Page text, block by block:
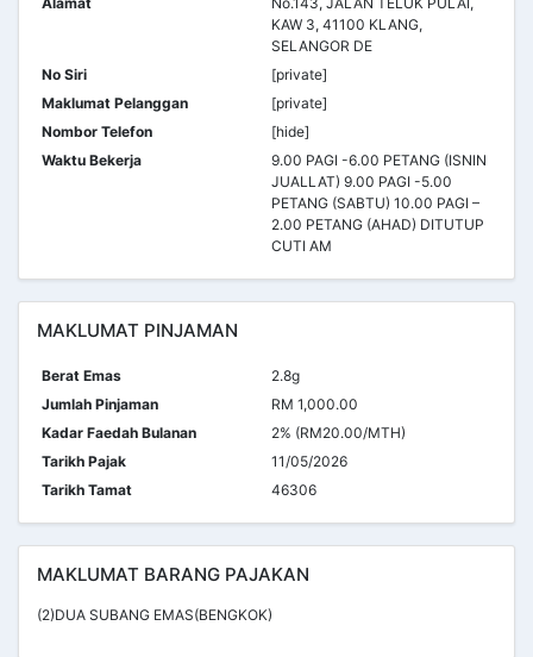
KAW 3, 41100 KLANG,
SELANGOR DE
No Siri
[private]
Maklumat Pelanggan
[private]
Nombor Telefon
[hide]
Waktu Bekerja
9.00 PAGI -6.00 PETANG (ISNIN
JUALLAT) 9.00 PAGI -5.00
PETANG (SABTU) 10.00 PAGI –
2.00 PETANG (AHAD) DITUTUP
CUTI AM
MAKLUMAT PINJAMAN
Berat Emas
2.8g
Jumlah Pinjaman
RM 1,000.00
Kadar Faedah Bulanan
2% (RM20.00/MTH)
Tarikh Pajak
11/05/2026
Tarikh Tamat
46306
MAKLUMAT BARANG PAJAKAN
(2)DUA SUBANG EMAS(BENGKOK)